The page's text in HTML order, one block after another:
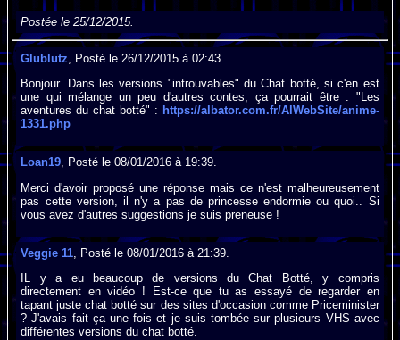
Postée le 25/12/2015.
Glublutz , Posté le 26/12/2015 à 02:43.
Bonjour. Dans les versions "introuvables" du Chat botté, si c'en est
une qui mélange un peu d'autres contes, ça pourrait être : "Les
aventures du chat botté" : https://albator.com.fr/AlWebSite/anime-
1331.php
Loan19, Posté le 08/01/2016 à 19:39.
Merci d'avoir proposé une réponse mais ce n'est malheureusement
pas cette version, il n'y a pas de princesse endormie ou quoi.. Si
vous avez d'autres suggestions je suis preneuse !
Veggie 11 , Posté le 08/01/2016 à 21:39.
IL y a eu beaucoup de versions du Chat Botté, y compris
directement en vidéo ! Est-ce que tu as essayé de regarder en
tapant juste chat botté sur des sites d'occasion comme Priceminister
? J'avais fait ça une fois et je suis tombée sur plusieurs VHS avec
différentes versions du chat botté.